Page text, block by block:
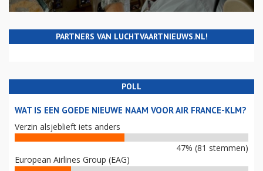
PARTNERS VAN LUCHTVAARTNIEUWS.NL!
POLL
WAT IS EEN GOEDE NIEUWE NAAM VOOR AIR FRANCE-KLM?
Verzin alsjeblieft iets anders
47% (81 stemmen)
European Airlines Group (EAG)